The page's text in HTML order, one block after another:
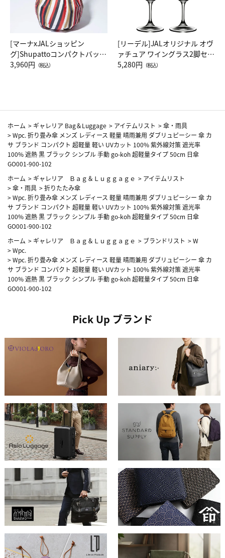
[マーナxJALショッピン
グ]Shupattoコンパクトバッグ
Drop JAL客室乗務員（LC）ス
3,960円 （税込）
[リーデル]JALオリジナル オヴ
ァチュア ワイングラス2脚セッ
ト（レッドワイン）
5,280円 （税込）
ホーム > ギャレリア Bag＆Luggage > アイテムリスト >傘・雨具
>Wpc. 折り畳み傘 メンズ レディース 軽量 晴雨兼用 ダブリュピーシー 傘 カ
サ ブランド コンパクト 超軽量 軽い UVカット 100% 紫外線対策 遮光率
100% 遮熱 黒 ブラック シンプル 手動 go-koh 超軽量タイプ 50cm 日傘
GO001-900-102
ホーム > ギャレリア Ｂａｇ＆Ｌｕｇｇａｇｅ > アイテムリスト
>傘・雨具 >折りたたみ傘
>Wpc. 折り畳み傘 メンズ レディース 軽量 晴雨兼用 ダブリュピーシー 傘 カ
サ ブランド コンパクト 超軽量 軽い UVカット 100% 紫外線対策 遮光率
100% 遮熱 黒 ブラック シンプル 手動 go-koh 超軽量タイプ 50cm 日傘
GO001-900-102
ホーム > ギャレリア Ｂａｇ＆Ｌｕｇｇａｇｅ > ブランドリスト >W
>Wpc.
>Wpc. 折り畳み傘 メンズ レディース 軽量 晴雨兼用 ダブリュピーシー 傘 カ
サ ブランド コンパクト 超軽量 軽い UVカット 100% 紫外線対策 遮光率
100% 遮熱 黒 ブラック シンプル 手動 go-koh 超軽量タイプ 50cm 日傘
GO001-900-102
Pick Up ブランド